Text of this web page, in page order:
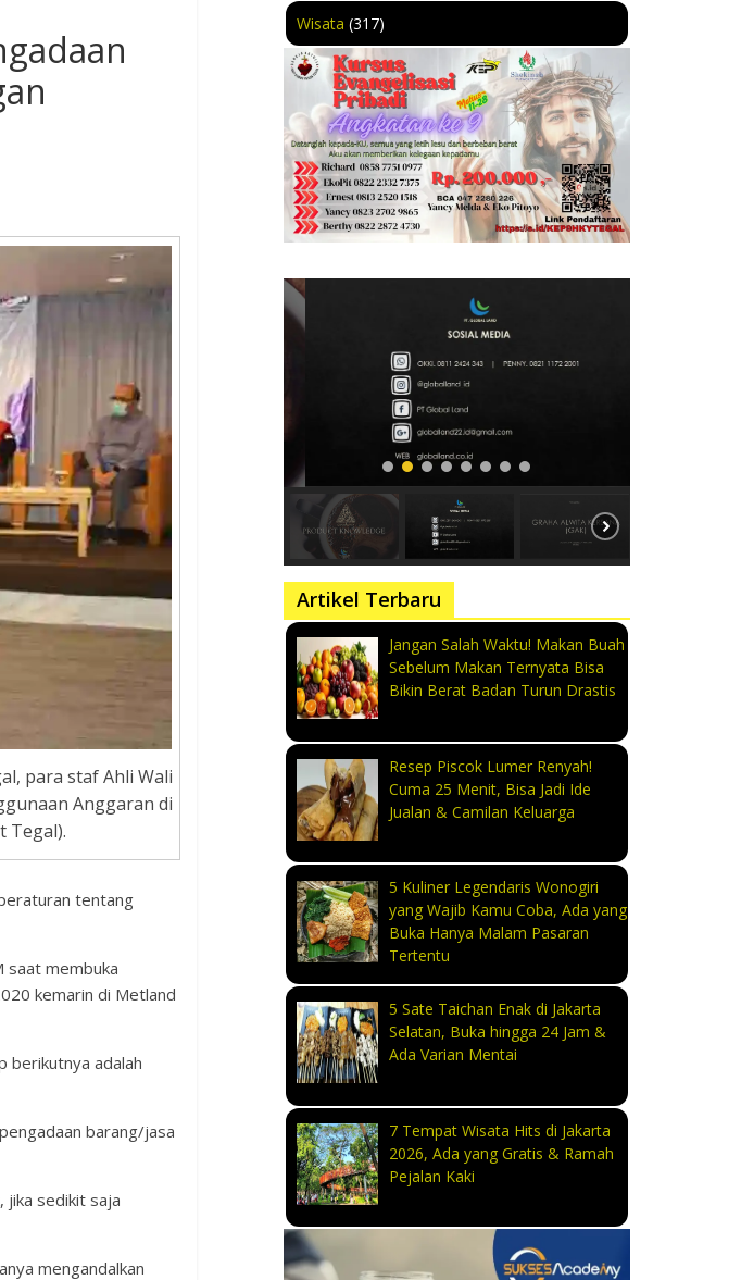
para staf Ahli Wali
Anggaran di
Tegal).
tentang
saat membuka
kemarin di Metland
berikutnya adalah
barang/jasa
jika sedikit saja
mengandalkan
Wisata (317)
Artikel Terbaru
Jangan Salah Waktu! Makan Buah
Sebelum Makan Ternyata Bisa
Bikin Berat Badan Turun Drastis
Resep Piscok Lumer Renyah!
Cuma 25 Menit, Bisa Jadi Ide
Jualan & Camilan Keluarga
5 Kuliner Legendaris Wonogiri
yang Wajib Kamu Coba, Ada yang
Buka Hanya Malam Pasaran
Tertentu
5 Sate Taichan Enak di Jakarta
Selatan, Buka hingga 24 Jam &
Ada Varian Mentai
7 Tempat Wisata Hits di Jakarta
2026, Ada yang Gratis & Ramah
Pejalan Kaki